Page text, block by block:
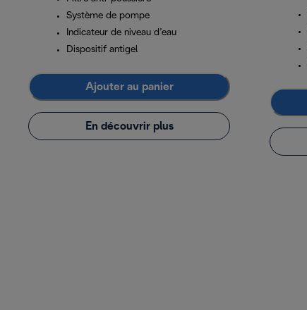
Système de pompe
Indicateur de niveau d’eau
Dispositif antigel
Ajouter au panier
En découvrir plus